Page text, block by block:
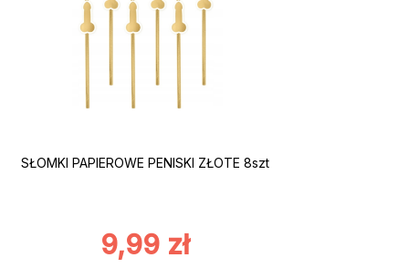
SŁOMKI PAPIEROWE PENISKI ZŁOTE 8szt
9,99 zł